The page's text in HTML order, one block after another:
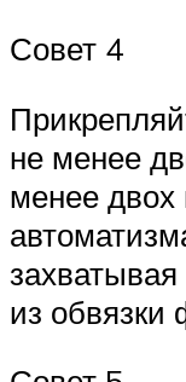
Совет 4
не менее
менее двох
из обвязки